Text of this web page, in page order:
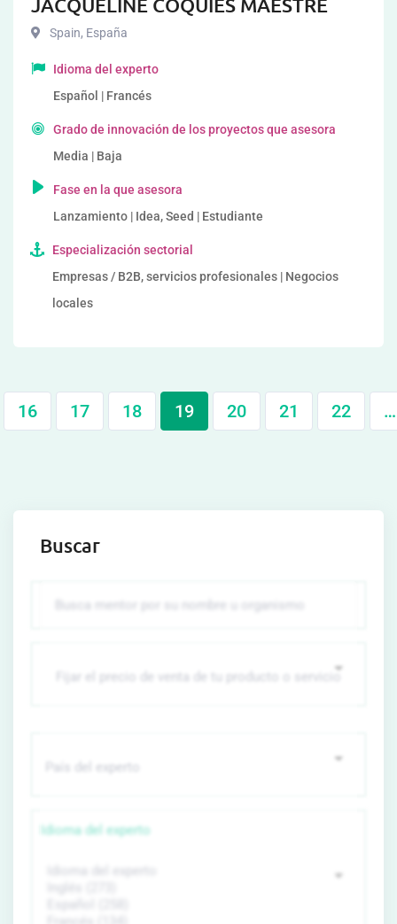
JACQUELINE COQUIES MAESTRE
Spain, España
Idioma del experto
Español | Francés
Grado de innovación de los proyectos que asesora
Media | Baja
Fase en la que asesora
Lanzamiento | Idea, Seed | Estudiante
Especialización sectorial
Empresas / B2B, servicios profesionales | Negocios
locales
16 17 18 19 20 21 22 …
Buscar
Idioma del experto